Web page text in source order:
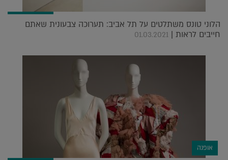
הלוני טונס משתלטים על תל אביב: תערוכה צבעונית שאתם
חייבים לראות | 01.03.2021
אופנה